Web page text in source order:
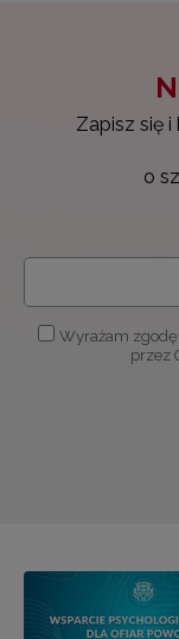
Zapisz się
o
Wyrażam
przez